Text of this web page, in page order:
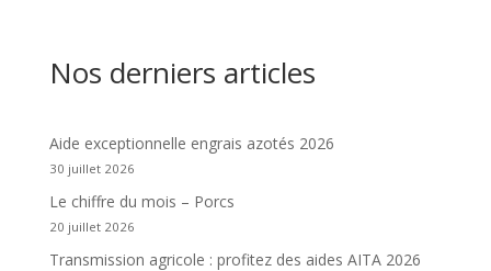
Nos derniers articles
Aide exceptionnelle engrais azotés 2026
30 juillet 2026
Le chiffre du mois – Porcs
20 juillet 2026
Transmission agricole : profitez des aides AITA 2026